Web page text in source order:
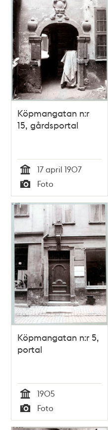
Köpmangatan n:r
15, gårdsportal
Tid
17 april 1907
Typ
Foto
Köpmangatan n:r 5,
portal
Tid
1905
Typ
Foto